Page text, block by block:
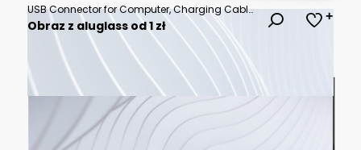
USB Connector for Computer, Charging Cable Solid Flat Vector Icon Isolated on White Background.
Obraz z aluglass od 1 zł